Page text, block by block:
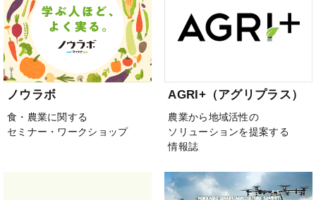
ノウラボ
食・農業に関する
セミナー・ワークショップ
AGRI+（アグリプラス）
農業から地域活性の
ソリューションを提案する
情報誌